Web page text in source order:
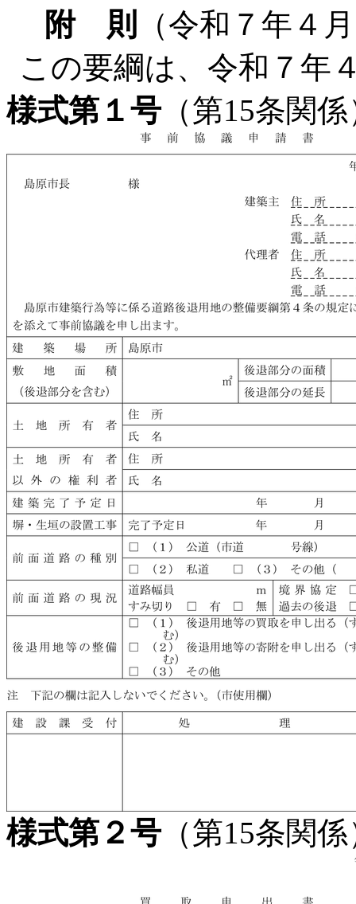
附 則
（令和７年４
この要綱は、令和７年
様式第１号（第15条関係
様式第２号（第15条関係